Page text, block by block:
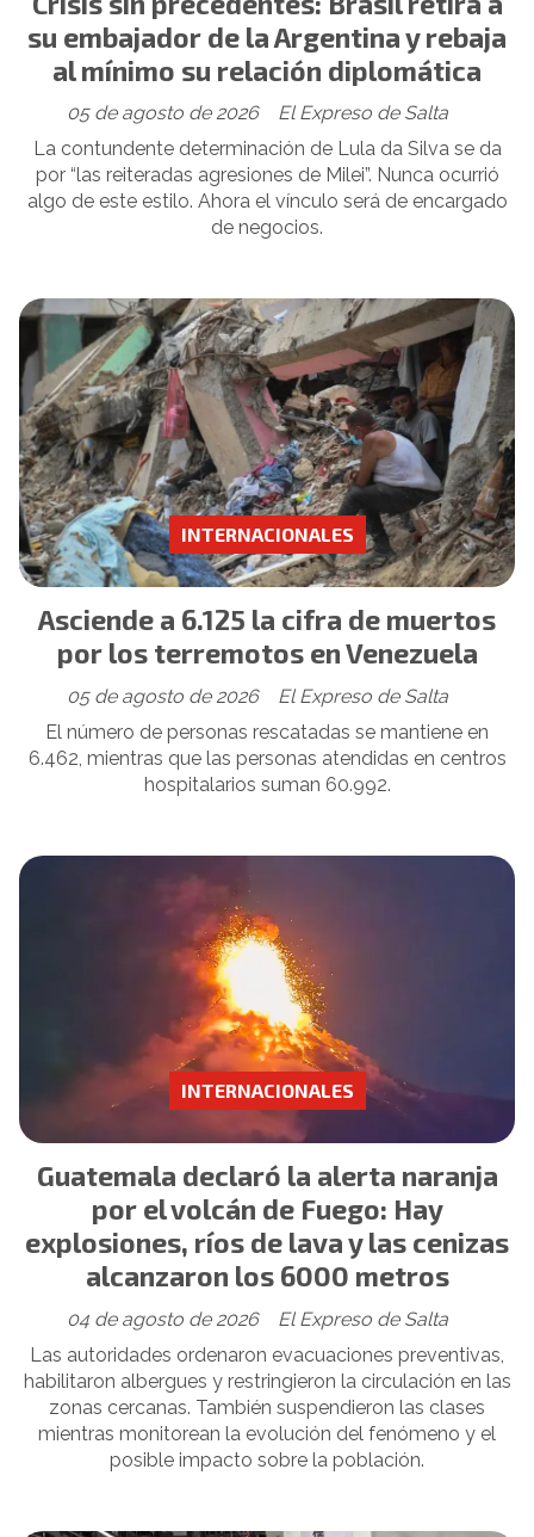
su embajador de la Argentina y rebaja
al mínimo su relación diplomática
El Expreso de Salta
05 de agosto de 2026
La contundente determinación de Lula da Silva se da
por “las reiteradas agresiones de Milei”. Nunca ocurrió
algo de este estilo. Ahora el vínculo será de encargado
de negocios.
Asciende a 6.125 la cifra de muertos
por los terremotos en Venezuela
El Expreso de Salta
INTERNACIONALES
05 de agosto de 2026
El número de personas rescatadas se mantiene en
6.462, mientras que las personas atendidas en centros
hospitalarios suman 60.992.
Guatemala declaró la alerta naranja
por el volcán de Fuego: Hay
explosiones, ríos de lava y las cenizas
alcanzaron los 6000 metros
El Expreso de Salta
INTERNACIONALES
04 de agosto de 2026
Las autoridades ordenaron evacuaciones preventivas,
habilitaron albergues y restringieron la circulación en las
zonas cercanas. También suspendieron las clases
mientras monitorean la evolución del fenómeno y el
posible impacto sobre la población.